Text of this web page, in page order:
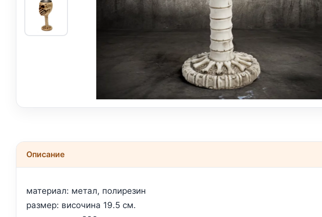
Описание
материал: метал, полирезин
размер: височина 19.5 см.